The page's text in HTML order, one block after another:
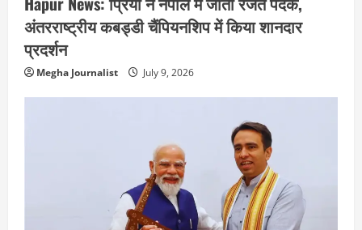
अंतरराष्ट्रीय कबड्डी चैंपियनशिप में किया शानदार
प्रदर्शन
Megha Journalist July 9, 2026